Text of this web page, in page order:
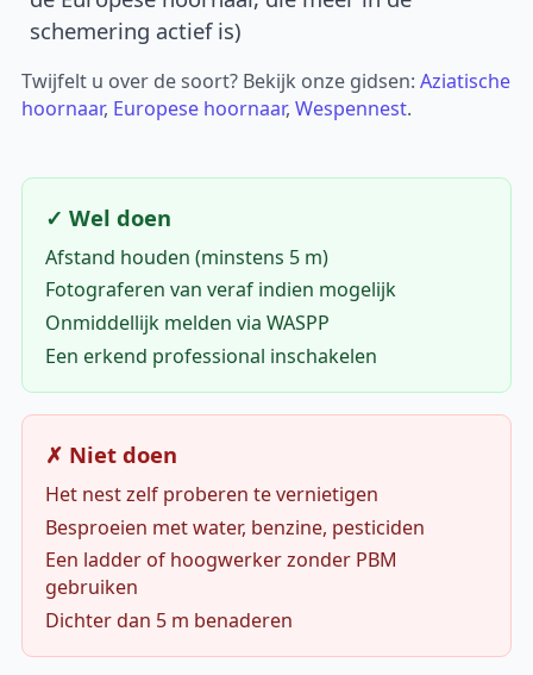
schemering actief is)
Twijfelt u over de soort? Bekijk onze gidsen:Aziatische
hoornaar, Europese hoornaar,Wespennest.
✓ Wel doen
Afstand houden (minstens 5 m)
Fotograferen van veraf indien mogelijk
Onmiddellijk melden via WASPP
Een erkend professional inschakelen
✗ Niet doen
Het nest zelf proberen te vernietigen
Besproeien met water, benzine, pesticiden
Een ladder of hoogwerker zonder PBM
gebruiken
Dichter dan 5 m benaderen